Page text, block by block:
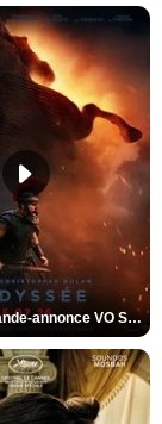
L'Odyssée Bande-annonce VO STFR